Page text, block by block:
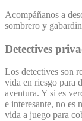
Acompáñanos a
sombrero y
Detectives
Los detectives son
vida en riesgo para
aventura. Y si es
e interesante, no es
vida a juego para